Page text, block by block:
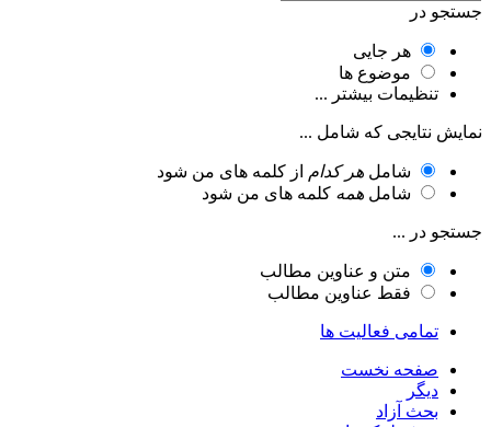
جستجو در
هر جایی
موضوع ها
تنظیمات بیشتر ...
نمایش نتایجی که شامل ...
شامل هر کدام از کلمه های من شود
شامل همه کلمه های من شود
جستجو در ...
متن و عناوین مطالب
فقط عناوین مطالب
تمامی فعالیت ها
صفحه نخست
دیگر
بحث آزاد